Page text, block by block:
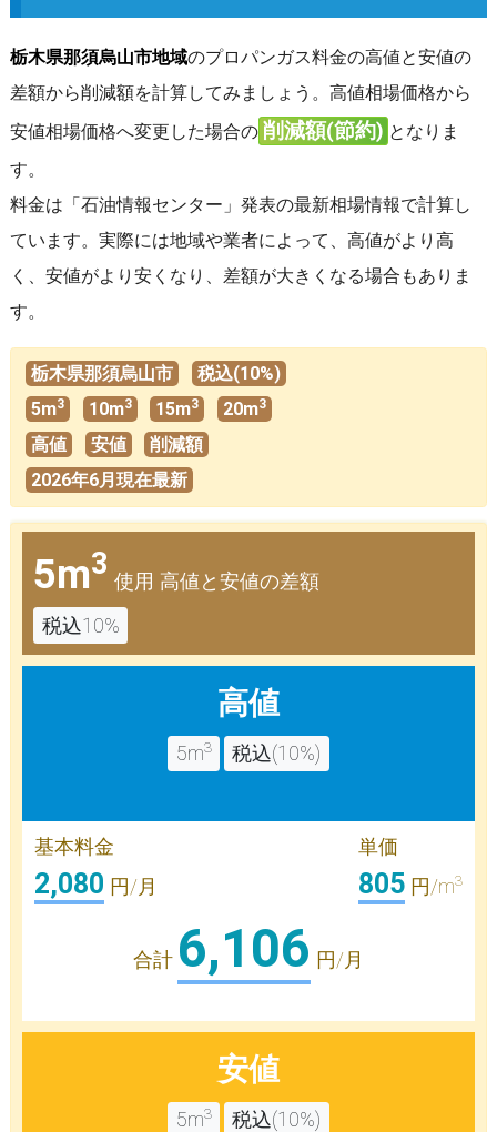
栃木県那須烏山市地域のプロパンガス料金の高値と安値の
差額から削減額を計算してみましょう。高値相場価格から
安値相場価格へ変更した場合の 削減額(節約) となりま
す。
料金は「石油情報センター」発表の最新相場情報で計算し
ています。実際には地域や業者によって、高値がより高
く、安値がより安くなり、差額が大きくなる場合もありま
す。
栃木県那須烏山市
税込(10%)
5m3 10m3 15m3 20m3
高値 安値
削減額
2026年6月現在最新
5m3
使用 高値と安値の差額
税込10%
高値
5m3 税込(10%)
基本料金
2,080 円/月
単価
805円/m3
合計 6,106 円/月
安値
5m3 税込(10%)